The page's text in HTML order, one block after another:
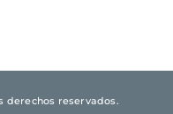
derechos reservados.